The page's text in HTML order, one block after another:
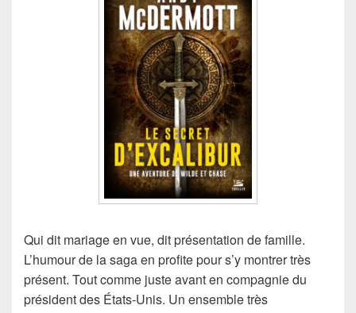
Qui dit mariage en vue, dit présentation de famille.
L’humour de la saga en profite pour s’y montrer très
présent. Tout comme juste avant en compagnie du
président des États-Unis. Un ensemble très